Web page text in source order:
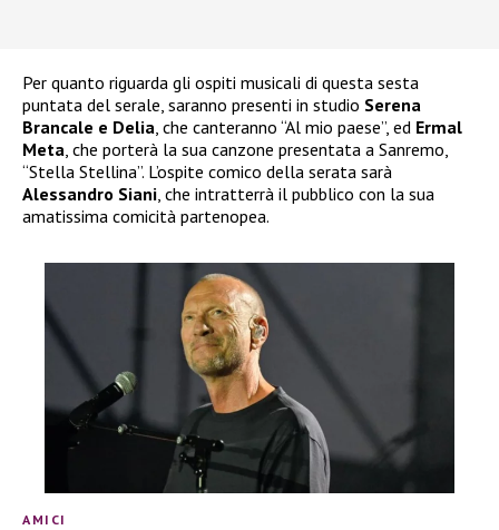
Per quanto riguarda gli ospiti musicali di questa sesta
puntata del serale, saranno presenti in studio Serena
Brancale e Delia, che canteranno “Al mio paese”, ed Ermal
Meta, che porterà la sua canzone presentata a Sanremo,
“Stella Stellina”. L’ospite comico della serata sarà
Alessandro Siani, che intratterrà il pubblico con la sua
amatissima comicità partenopea.
AMICI